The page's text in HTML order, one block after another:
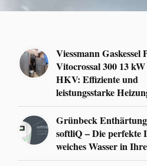
Viessmann Gaskessel
Vitocrossal 300 13
HKV: Effiziente und
leistungsstarke
Grünbeck
softliQ – Die perfekte
weiches Wasser in